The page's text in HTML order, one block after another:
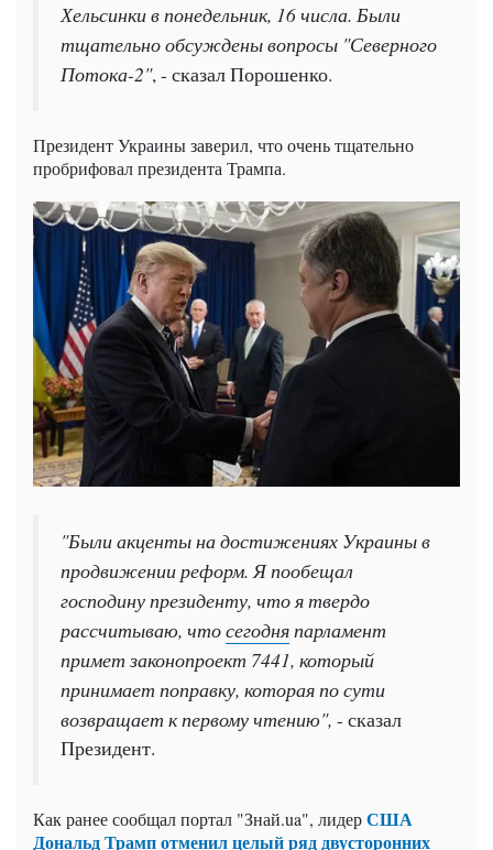
Хельсинки в понедельник, 16 числа. Были
тщательно обсуждены вопросы "Северного
Потока-2", - сказал Порошенко.
Президент Украины заверил, что очень тщательно
пробрифовал президента Трампа.
"Были акценты на достижениях Украины в
продвижении реформ. Я пообещал
господину президенту, что я твердо
рассчитываю, чтосегодняпарламент
примет законопроект 7441, который
принимает поправку, которая по сути
возвращает к первому чтению", - сказал
Президент.
Как ранее сообщал портал "Знай.ua", лидерСША
Дональд Трамп отменил целый ряд двусторонних